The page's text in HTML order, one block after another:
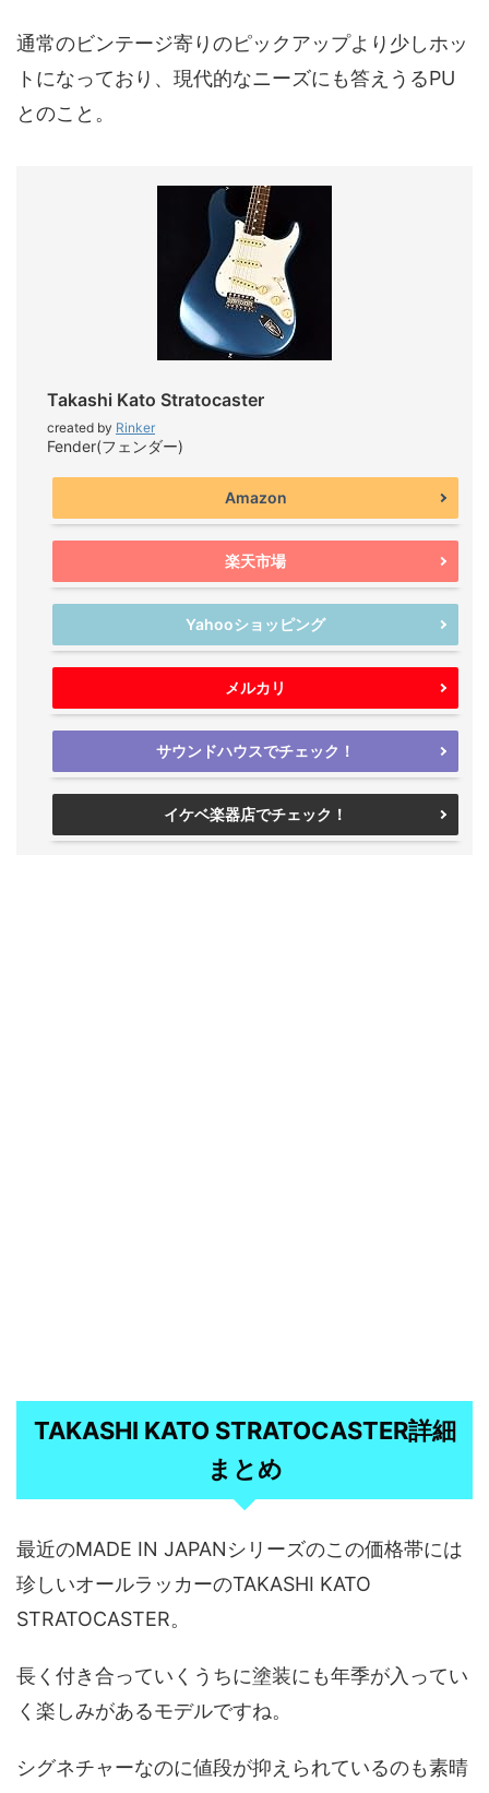
通常のビンテージ寄りのピックアップより少しホッ
トになっており、現代的なニーズにも答えうるPU
とのこと。
Takashi Kato Stratocaster
created by Rinker
Fender(フェンダー)
Amazon
楽天市場
Yahooショッピング
メルカリ
サウンドハウスでチェック！
イケベ楽器店でチェック！
TAKASHI KATO STRATOCASTER詳細
まとめ
最近のMADE IN JAPANシリーズのこの価格帯には
珍しいオールラッカーのTAKASHI KATO
STRATOCASTER。
長く付き合っていくうちに塗装にも年季が入ってい
く楽しみがあるモデルですね。
シグネチャーなのに値段が抑えられているのも素晴